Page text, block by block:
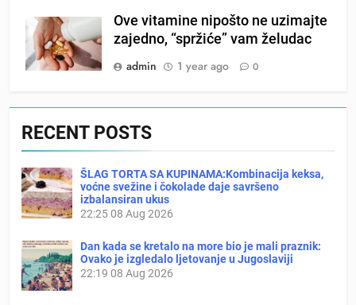
Ove vitamine nipošto ne uzimajte
zajedno, “spržiće” vam želudac
admin
1 year ago 0
RECENT POSTS
ŠLAG TORTA SA KUPINAMA:Kombinacija keksa,
voćne svežine i čokolade daje savršeno
izbalansiran ukus
22:2508 Aug 2026
Dan kada se kretalo na more bio je mali praznik:
Ovako je izgledalo ljetovanje u Jugoslaviji
22:19 08 Aug 2026